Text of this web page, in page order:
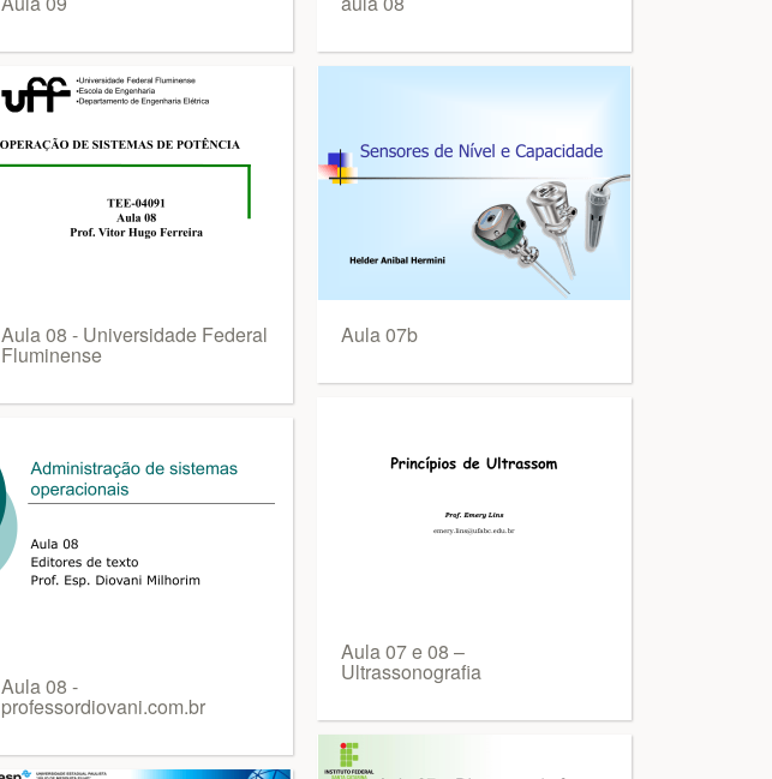
Aula 08 - Universidade Federal
Fluminense
Aula 08 -
professordiovani.com.br
Aula 07b
Aula 07 e 08 –
Ultrassonografia